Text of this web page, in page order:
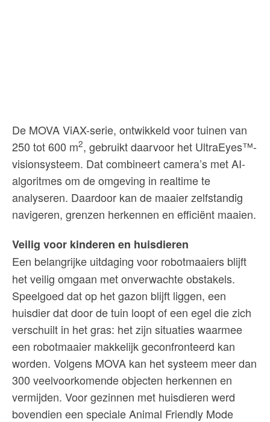
De MOVA ViAX-serie, ontwikkeld voor tuinen van
250 tot 600 m2, gebruikt daarvoor het UltraEyes™-
visionsysteem. Dat combineert camera’s met AI-
algoritmes om de omgeving in realtime te
analyseren. Daardoor kan de maaier zelfstandig
navigeren, grenzen herkennen en efficiënt maaien.
Veilig voor kinderen en huisdieren
Een belangrijke uitdaging voor robotmaaiers blijft
het veilig omgaan met onverwachte obstakels.
Speelgoed dat op het gazon blijft liggen, een
huisdier dat door de tuin loopt of een egel die zich
verschuilt in het gras: het zijn situaties waarmee
een robotmaaier makkelijk geconfronteerd kan
worden. Volgens MOVA kan het systeem meer dan
300 veelvoorkomende objecten herkennen en
vermijden. Voor gezinnen met huisdieren werd
bovendien een speciale Animal Friendly Mode